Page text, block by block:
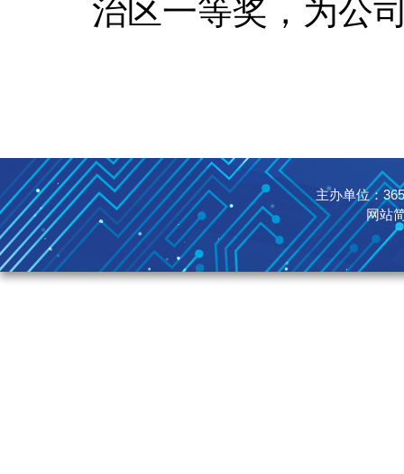
治区一等奖，为公
主办单位：365
网站